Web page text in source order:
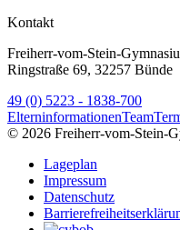
Kontakt
Freiherr-vom-Stein-
Ringstraße 69, 32257 Bünde
49 (0) 5223 - 1838-700
ElterninformationenTeam
© 2026 Freiherr-vom-Stein-
Lageplan
Impressum
Datenschutz